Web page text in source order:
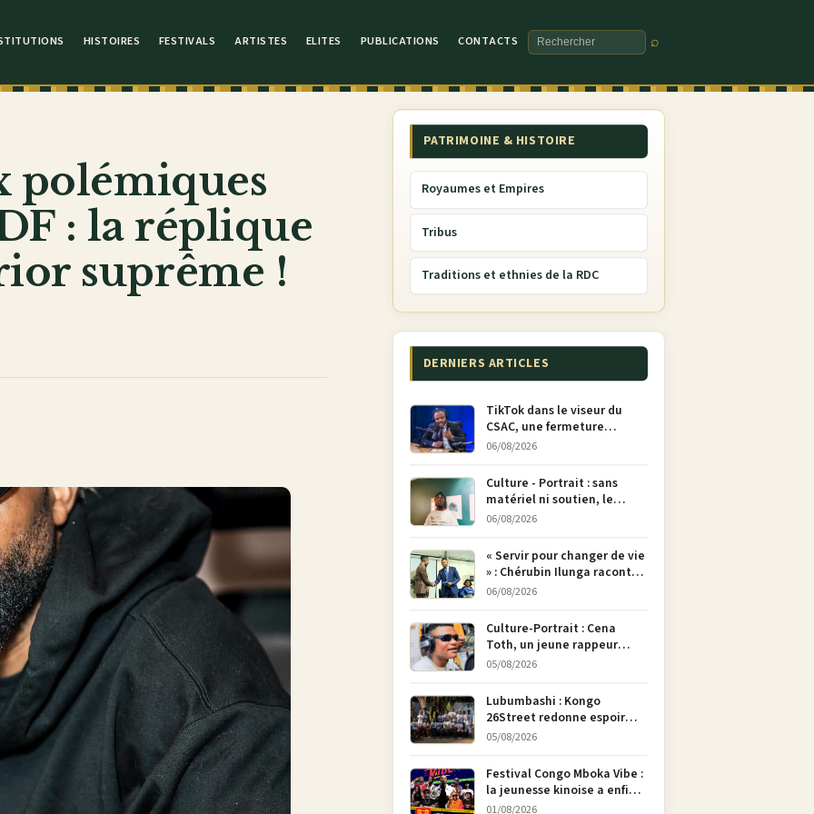
HISTOIRES FESTIVALS ARTISTES ELITES PUBLICATIONS CONTACTS
Rechercher
⌕
polémiques
: la réplique
suprême !
PATRIMOINE & HISTOIRE
Royaumes et Empires
Tribus
Traditions et ethnies de la RDC
DERNIERS ARTICLES
TikTok dans le viseur du
CSAC, une fermeture
envisagée pour contrer la
06/08/2026
Culture - Portrait : sans
matériel ni soutien, le
dessinateur Justin
son crayon
06/08/2026
« Servir pour changer de vie
» : Chérubin Ilunga raconte
le parcours du député
Tshimbu en 137 pages
06/08/2026
Culture-Portrait : Cena
Toth, un jeune rappeur
déterminé à faire entendre
05/08/2026
Lubumbashi : Kongo
26Street redonne espoir
aux enfants de la rue par
05/08/2026
Festival Congo Mboka Vibe :
la jeunesse kinoise a enfin
sa plateforme de culture
01/08/2026